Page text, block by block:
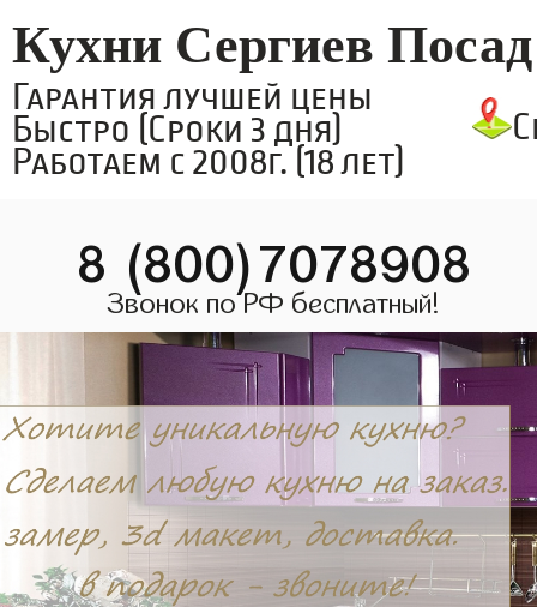
Кухни Сергиев Посад
Гарантия лучшей цены
Быстро (Сроки 3 дня)
Работаем с 2008г. (18 лет)
8 (800)7078908
Звонок по РФ бесплатный!